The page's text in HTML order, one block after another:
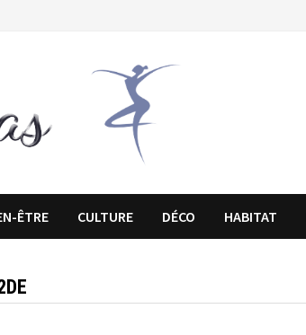
ÊTRE CULTURE DÉCO HABITAT